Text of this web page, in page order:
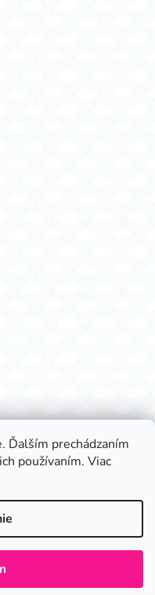
Ďalším prechádzaním
používaním. Viac